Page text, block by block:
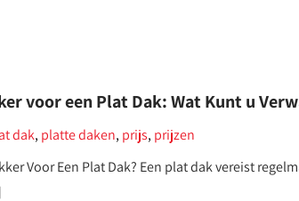
voor een Plat Dak: Wat Kunt u
dak, platte daken, prijs, prijzen
Voor Een Plat Dak? Een plat dak vereist